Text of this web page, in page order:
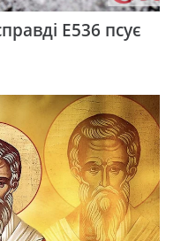
Е536 псує